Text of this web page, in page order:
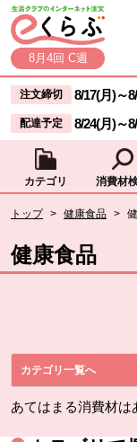
ページの先頭です。
本文へジャンプする。
8月4回 C週
ここからサイト内共
サイト内共通メニュ
注文締切 8/17(月)～
配達予定 8/24(月)～
カテゴリ 消費材
トップ > 健康食品 >
健康食品
カテゴリ一覧へ
あてはまる消費材は